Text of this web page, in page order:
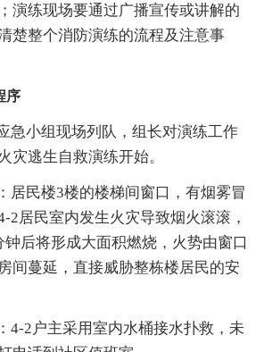
演练现场要通过广播宣传或讲解的
楚整个消防演练的流程及注意事
序
小组现场列队，组长对演练工作
灾逃生自救演练开始。
民楼3楼的楼梯间窗口，有烟雾冒
2居民室内发生火灾导致烟火滚滚，
后将形成大面积燃烧，火势由窗口
间蔓延，直接威胁整栋楼居民的安
2户主采用室内水桶接水扑救，未